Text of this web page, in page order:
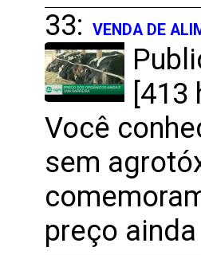
33:
VENDA DE
[413
Você
sem
preço